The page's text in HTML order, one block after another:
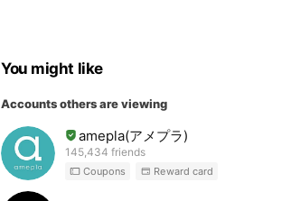
You might like
Accounts others are viewing
amepla(アメプラ)
145,434 friends
Coupons Reward card